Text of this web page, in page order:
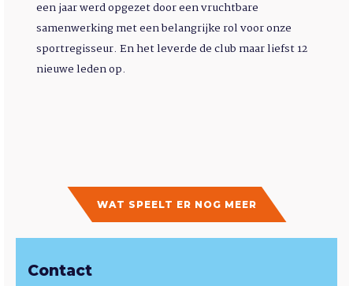
een jaar werd opgezet door een vruchtbare
samenwerking met een belangrijke rol voor onze
sportregisseur. En het leverde de club maar liefst 12
nieuwe leden op.
WAT SPEELT ER NOG MEER
Contact